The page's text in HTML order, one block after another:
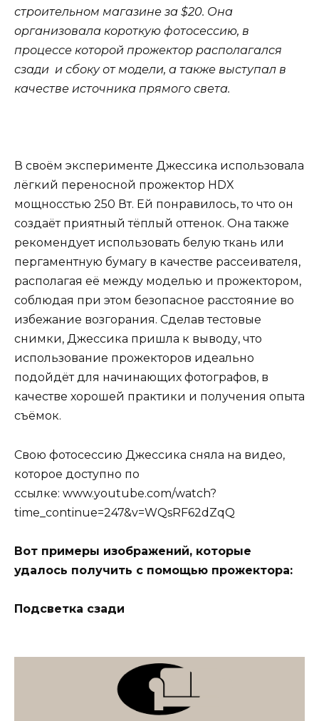
строительном магазине за $20. Она
организовала короткую фотосессию, в
процессе которой прожектор располагался
сзади и сбоку от модели, а также выступал в
качестве источника прямого света.
В своём эксперименте Джессика использовала
лёгкий переносной прожектор HDX
мощносстью 250 Вт. Ей понравилось, то что он
создаёт приятный тёплый оттенок. Она также
рекомендует использовать белую ткань или
пергаментную бумагу в качестве рассеивателя,
располагая её между моделью и прожектором,
соблюдая при этом безопасное расстояние во
избежание возгорания. Сделав тестовые
снимки, Джессика пришла к выводу, что
использование прожекторов идеально
подойдёт для начинающих фотографов, в
качестве хорошей практики и получения опыта
съёмок.
Свою фотосессию Джессика сняла на видео,
которое доступно по
ссылке: www.youtube.com/watch?
time_continue=247&v=WQsRF62dZqQ
Вот примеры изображений, которые
удалось получить с помощью прожектора:
Подсветка сзади